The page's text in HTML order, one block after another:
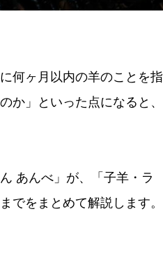
何ヶ月以内の羊のことを指
か」といった点になると、
あんべ」が、「子羊・ラ
でをまとめて解説します。